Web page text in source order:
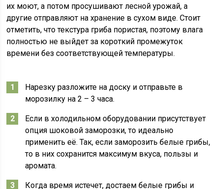
их моют, а потом просушивают лесной урожай, а
другие отправляют на хранение в сухом виде. Стоит
отметить, что текстура гриба пористая, поэтому влага
полностью не выйдет за короткий промежуток
времени без соответствующей температуры.
Нарезку разложите на доску и отправьте в
морозилку на 2 – 3 часа.
Если в холодильном оборудовании присутствует
опция шоковой заморозки, то идеально
применить её. Так, если заморозить белые грибы,
то в них сохранится максимум вкуса, пользы и
аромата.
Когда время истечет, достаем белые грибы и